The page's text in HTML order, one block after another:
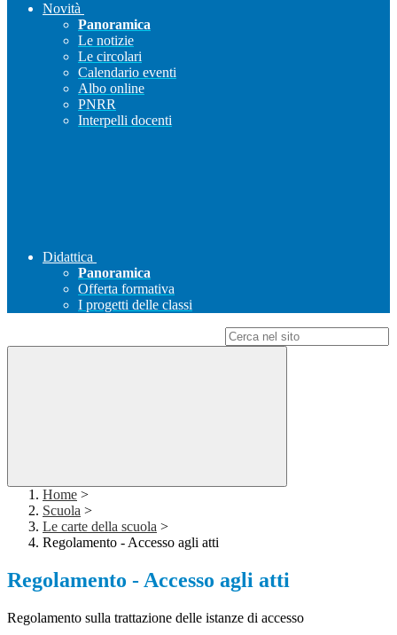
Novità
Panoramica
Le notizie
Le circolari
Calendario eventi
Albo online
PNRR
Interpelli docenti
Didattica
Panoramica
Offerta formativa
I progetti delle classi
Home >
Scuola >
Le carte della scuola >
Regolamento - Accesso agli atti
Regolamento - Accesso agli atti
Regolamento sulla trattazione delle istanze di accesso